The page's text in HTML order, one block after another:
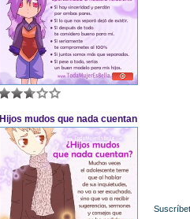
Hijos mudos que nada cuentan